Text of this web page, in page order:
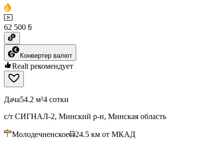
62 500 ƃ
Конвертер валют
Realt рекомендует
Дача54.2 м²4 сотки
с/т СИГНАЛ-2, Минский р-н, Минская область
Молодечненское 24.5 км от МКАД